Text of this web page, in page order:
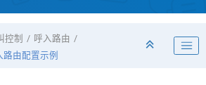
控制
呼入路由
路由配置示例